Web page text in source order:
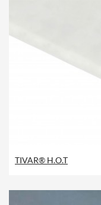
TIVAR® H.O.T